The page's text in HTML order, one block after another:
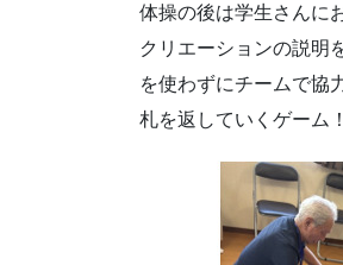
体操の後は学生さんに
クリエーションの説明
を使わずにチームで協
札を返していくゲーム